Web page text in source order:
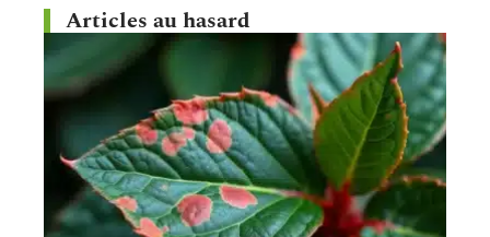
Articles au hasard